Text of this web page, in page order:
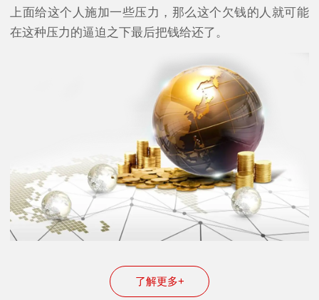
上面给这个人施加一些压力，那么这个欠钱的人就可能
在这种压力的逼迫之下最后把钱给还了。
了解更多+